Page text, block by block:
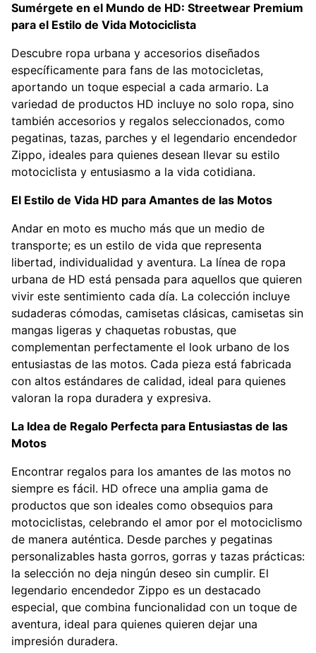
Sumérgete en el Mundo de HD: Streetwear Premium
para el Estilo de Vida Motociclista
Descubre ropa urbana y accesorios diseñados
específicamente para fans de las motocicletas,
aportando un toque especial a cada armario. La
variedad de productos HD incluye no solo ropa, sino
también accesorios y regalos seleccionados, como
pegatinas, tazas, parches y el legendario encendedor
Zippo, ideales para quienes desean llevar su estilo
motociclista y entusiasmo a la vida cotidiana.
El Estilo de Vida HD para Amantes de las Motos
Andar en moto es mucho más que un medio de
transporte; es un estilo de vida que representa
libertad, individualidad y aventura. La línea de ropa
urbana de HD está pensada para aquellos que quieren
vivir este sentimiento cada día. La colección incluye
sudaderas cómodas, camisetas clásicas, camisetas sin
mangas ligeras y chaquetas robustas, que
complementan perfectamente el look urbano de los
entusiastas de las motos. Cada pieza está fabricada
con altos estándares de calidad, ideal para quienes
valoran la ropa duradera y expresiva.
La Idea de Regalo Perfecta para Entusiastas de las
Motos
Encontrar regalos para los amantes de las motos no
siempre es fácil. HD ofrece una amplia gama de
productos que son ideales como obsequios para
motociclistas, celebrando el amor por el motociclismo
de manera auténtica. Desde parches y pegatinas
personalizables hasta gorros, gorras y tazas prácticas:
la selección no deja ningún deseo sin cumplir. El
legendario encendedor Zippo es un destacado
especial, que combina funcionalidad con un toque de
aventura, ideal para quienes quieren dejar una
impresión duradera.